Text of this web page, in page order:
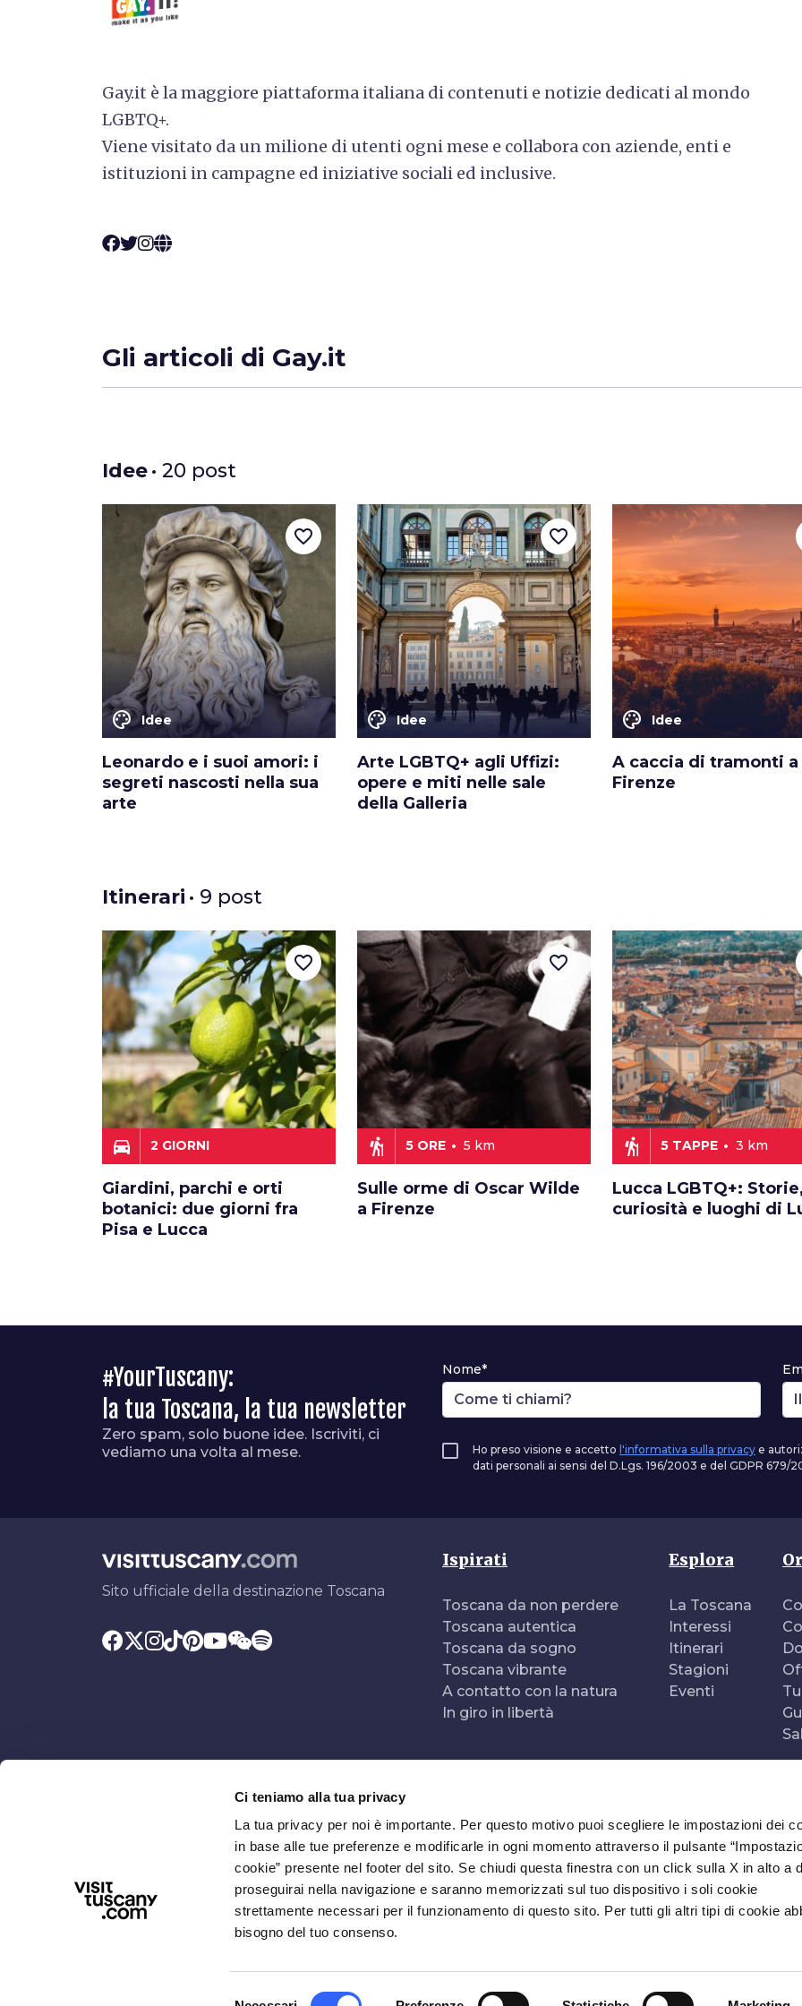
Ci teniamo alla tua privacy
La tua privacy per noi è importante. Per questo motivo puoi scegliere le impostazioni dei
in base alle tue preferenze e modificarle in ogni momento attraverso il pulsante
cookie” presente nel footer del sito. Se chiudi questa finestra con un click sulla X in alto a
proseguirai nella navigazione e saranno memorizzati sul tuo dispositivo i soli cookie
strettamente necessari per il funzionamento di questo sito. Per tutti gli altri tipi di cookie
bisogno del tuo consenso.
Gay.it è la maggiore piattaforma italiana di contenuti e notizie dedicati al mondo
LGBTQ+.
Viene visitato da un milione di utenti ogni mese e collabora con aziende, enti e
istituzioni in campagne ed iniziative sociali ed inclusive.
Gli articoli di Gay.it
Idee• 20 post
color_lens Idee
Leonardo e i suoi amori: i
segreti nascosti nella sua
arte
favorite_border
color_lens Idee
Arte LGBTQ+ agli Uffizi:
opere e miti nelle sale
della Galleria
favorite_border
color_lens Idee
A caccia di tramonti a
Firenze
Itinerari • 9 post
directions_car 2 GIORNI
Giardini, parchi e orti
botanici: due giorni fra
Pisa e Lucca
favorite_border
hiking 5 ORE 5 km
Sulle orme di Oscar Wilde
a Firenze
favorite_border
hiking 5 TAPPE 3 km
Lucca LGBTQ+: Storie,
curiosità e luoghi di
#YourTuscany:
la tua Toscana, la tua newsletter
Zero spam, solo buone idee. Iscriviti, ci
vediamo una volta al mese.
Nome*
Ho preso visione e accetto l'informativa sulla privacy e
dati personali ai sensi del D.Lgs. 196/2003 e del GDPR 679/
Sito ufficiale della destinazione Toscana
Ispirati
Toscana da non perdere
Toscana autentica
Toscana da sogno
Toscana vibrante
A contatto con la natura
In giro in libertà
Esplora
La Toscana
Interessi
Itinerari
Stagioni
Eventi